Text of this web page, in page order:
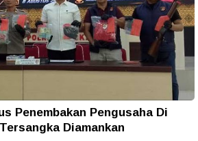
Penembakan Pengusaha Di
Diamankan